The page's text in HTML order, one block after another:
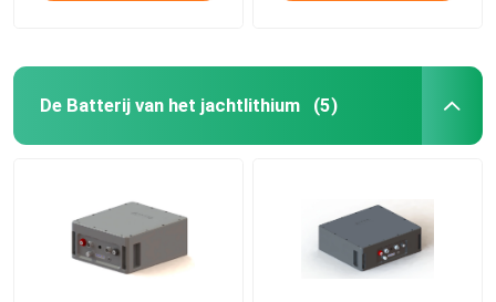
De Batterij van het jachtlithium (5)